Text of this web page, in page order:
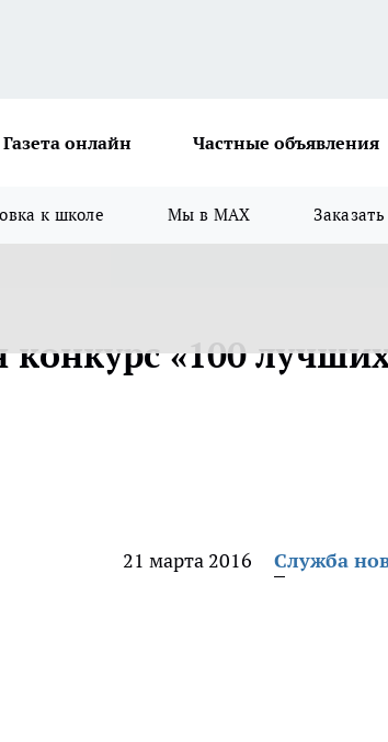
Газета онлайн Частные объявления
к школе Мы в MAX
«100
21 марта 2016
Служба